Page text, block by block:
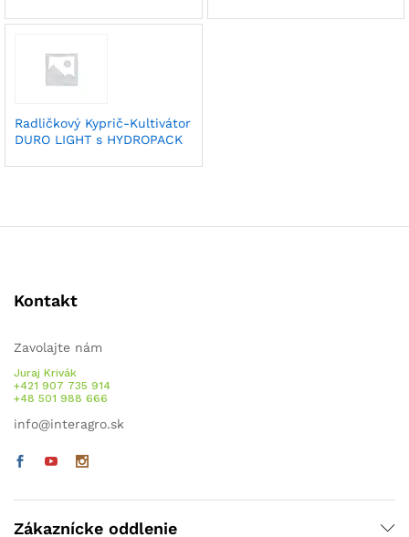
Radličkový Kyprič-Kultivátor
DURO LIGHT s HYDROPACK
Kontakt
Zavolajte nám
Juraj Krivák
+421 907 735 914
+48 501 988 666
info@interagro.sk
Zákaznícke oddlenie